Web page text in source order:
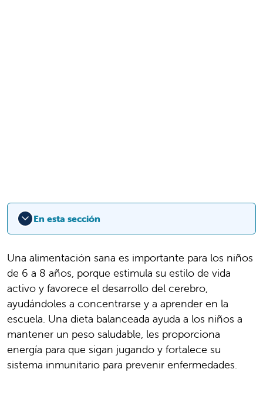
En esta sección
Una alimentación sana es importante para los niños
de 6 a 8 años, porque estimula su estilo de vida
activo y favorece el desarrollo del cerebro,
ayudándoles a concentrarse y a aprender en la
escuela. Una dieta balanceada ayuda a los niños a
mantener un peso saludable, les proporciona
energía para que sigan jugando y fortalece su
sistema inmunitario para prevenir enfermedades.